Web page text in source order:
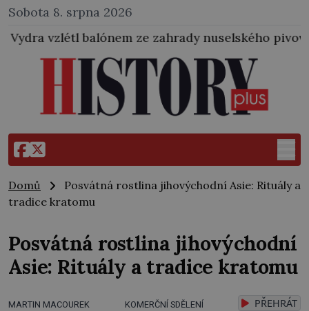
Sobota 8. srpna 2026
ze zahrady nuselského pivovaru a stal se tak
Domů
Posvátná rostlina jihovýchodní Asie: Rituály a
tradice kratomu
Posvátná rostlina jihovýchodní
Asie: Rituály a tradice kratomu
MARTIN MACOUREK KOMERČNÍ SDĚLENÍ PŘEHRÁT